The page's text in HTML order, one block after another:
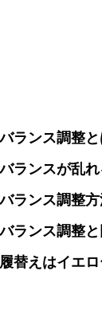
ランス調整と
ランスが乱
ランス調整
ランス調整
替えはイエ